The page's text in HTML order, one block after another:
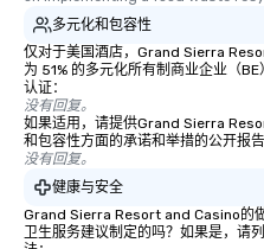
多元化和包容性
仅对于美国酒店，Grand Sierra
为 51% 的多元化所有制商业企业（
认证：
没有回复。
如果适用，请提供Grand Sierra
和包容性方面的承诺和举措的公开报告
没有回复。
健康与安全
Grand Sierra Resort and Casino的
卫生服务建议制定的吗？如果是，请